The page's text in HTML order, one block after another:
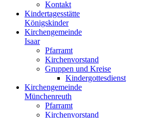
Kontakt
Kindertagesstätte
Königskinder
Kirchengemeinde
Isaar
Pfarramt
Kirchenvorstand
Gruppen und Kreise
Kindergottesdienst
Kirchengemeinde
Münchenreuth
Pfarramt
Kirchenvorstand